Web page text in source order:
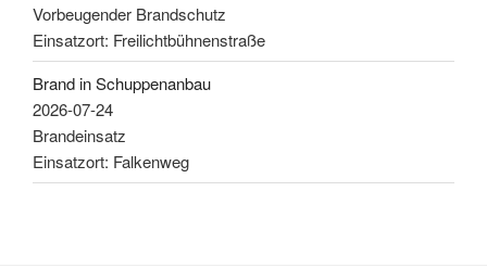
Vorbeugender Brandschutz
Einsatzort: Freilichtbühnenstraße
Brand in Schuppenanbau
2026-07-24
Brandeinsatz
Einsatzort: Falkenweg